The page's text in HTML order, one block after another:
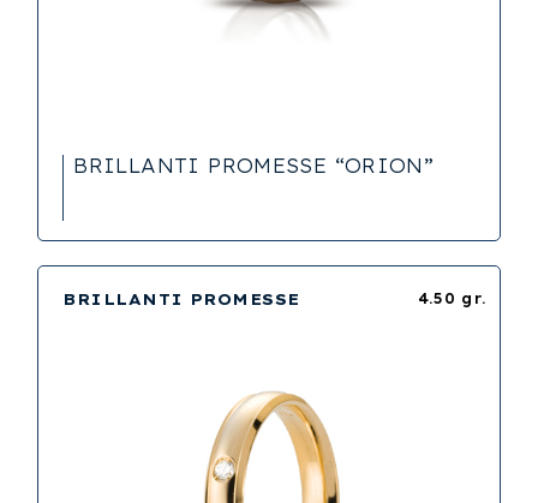
BRILLANTI PROMESSE “ORION”
4.50 gr.
BRILLANTI PROMESSE